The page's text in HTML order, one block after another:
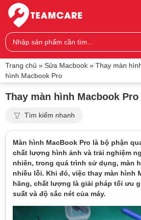
Trang chủ » Sửa Macbook» Thay màn
hình Macbook Pro
Thay màn hình Macbook Pro
Tìm kiếm nhanh
Màn hình MacBook Pro là bộ phận
chất lượng hình ảnh và trải nghiệm
nhiên, trong quá trình sử dụng, màn
nhiều lỗi. Khi đó, việc thay màn hình
hãng, chất lượng là giải pháp tối ưu
suất và độ sắc nét của máy.